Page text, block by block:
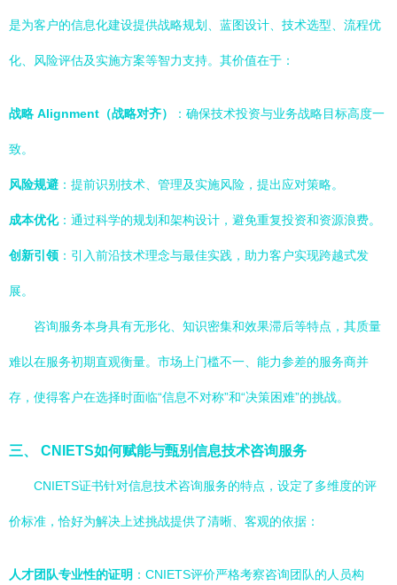
是为客户的信息化建设提供战略规划、蓝图设计、技术选型、流程优
化、风险评估及实施方案等智力支持。其价值在于：
战略 Alignment（战略对齐） ：确保技术投资与业务战略目标高度一
致。
风险规避 ：提前识别技术、管理及实施风险，提出应对策略。
成本优化：通过科学的规划和架构设计，避免重复投资和资源浪费。
创新引领 ：引入前沿技术理念与最佳实践，助力客户实现跨越式发
展。
咨询服务本身具有无形化、知识密集和效果滞后等特点，其质量
难以在服务初期直观衡量。市场上门槛不一、能力参差的服务商并
存，使得客户在选择时面临“信息不对称”和“决策困难”的挑战。
三、 CNIETS如何赋能与甄别信息技术咨询服务
CNIETS证书针对信息技术咨询服务的特点，设定了多维度的评
价标准，恰好为解决上述挑战提供了清晰、客观的依据：
人才团队专业性的证明 ：CNIETS评价严格考察咨询团队的人员构